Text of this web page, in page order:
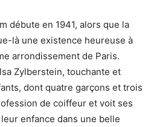
débute en 1941, alors que la
là une existence heureuse à
arrondissement de Paris.
Zylberstein, touchante et
dont quatre garçons et trois
de coiffeur et voit ses
enfance dans une belle